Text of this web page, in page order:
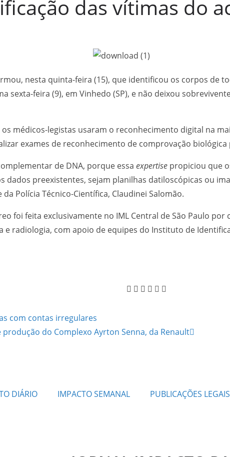
das vítimas do
nesta quinta-feira (15), que identificou os corpos de
sexta-feira (9), em Vinhedo (SP), e não deixou
médicos-legistas usaram o reconhecimento digital na
exames de reconhecimento de comprovação biológica
de DNA, porque essa expertise propiciou que
preexistentes, sejam planilhas datiloscópicas ou
Polícia Técnico-Científica, Claudinei Salomão.
foi feita exclusivamente no IML Central de São Paulo
radiologia, com apoio de equipes do Instituto de
com contas irregulares
do Complexo Ayrton Senna, da Renault
DIÁRIO IMPACTO SEMANAL PUBLICAÇÕES LEGAIS